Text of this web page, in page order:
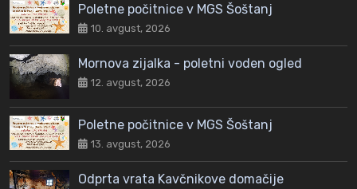
Poletne počitnice v MGS Šoštanj
10. avgust, 2026
Mornova zijalka - poletni voden ogled
12. avgust, 2026
Poletne počitnice v MGS Šoštanj
13. avgust, 2026
Odprta vrata Kavčnikove domačije